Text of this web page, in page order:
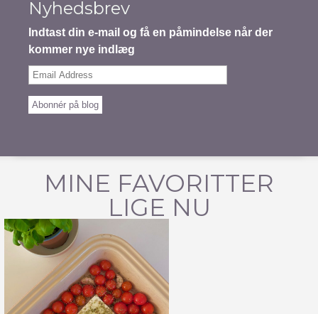
Nyhedsbrev
Indtast din e-mail og få en påmindelse når der
kommer nye indlæg
Email
Abonnér på blog
MINE FAVORITTER
LIGE NU